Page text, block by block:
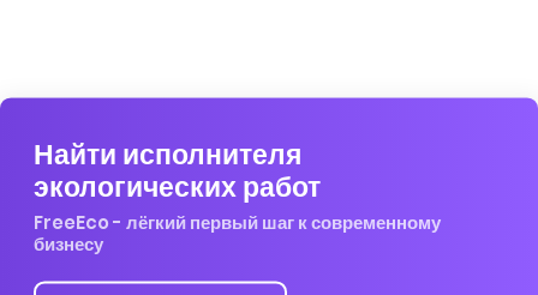
Найти исполнителя
экологических работ
FreeEco - лёгкий первый шаг к современному
бизнесу